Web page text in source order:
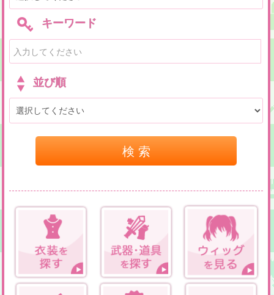
キーワード
並び順
検 索